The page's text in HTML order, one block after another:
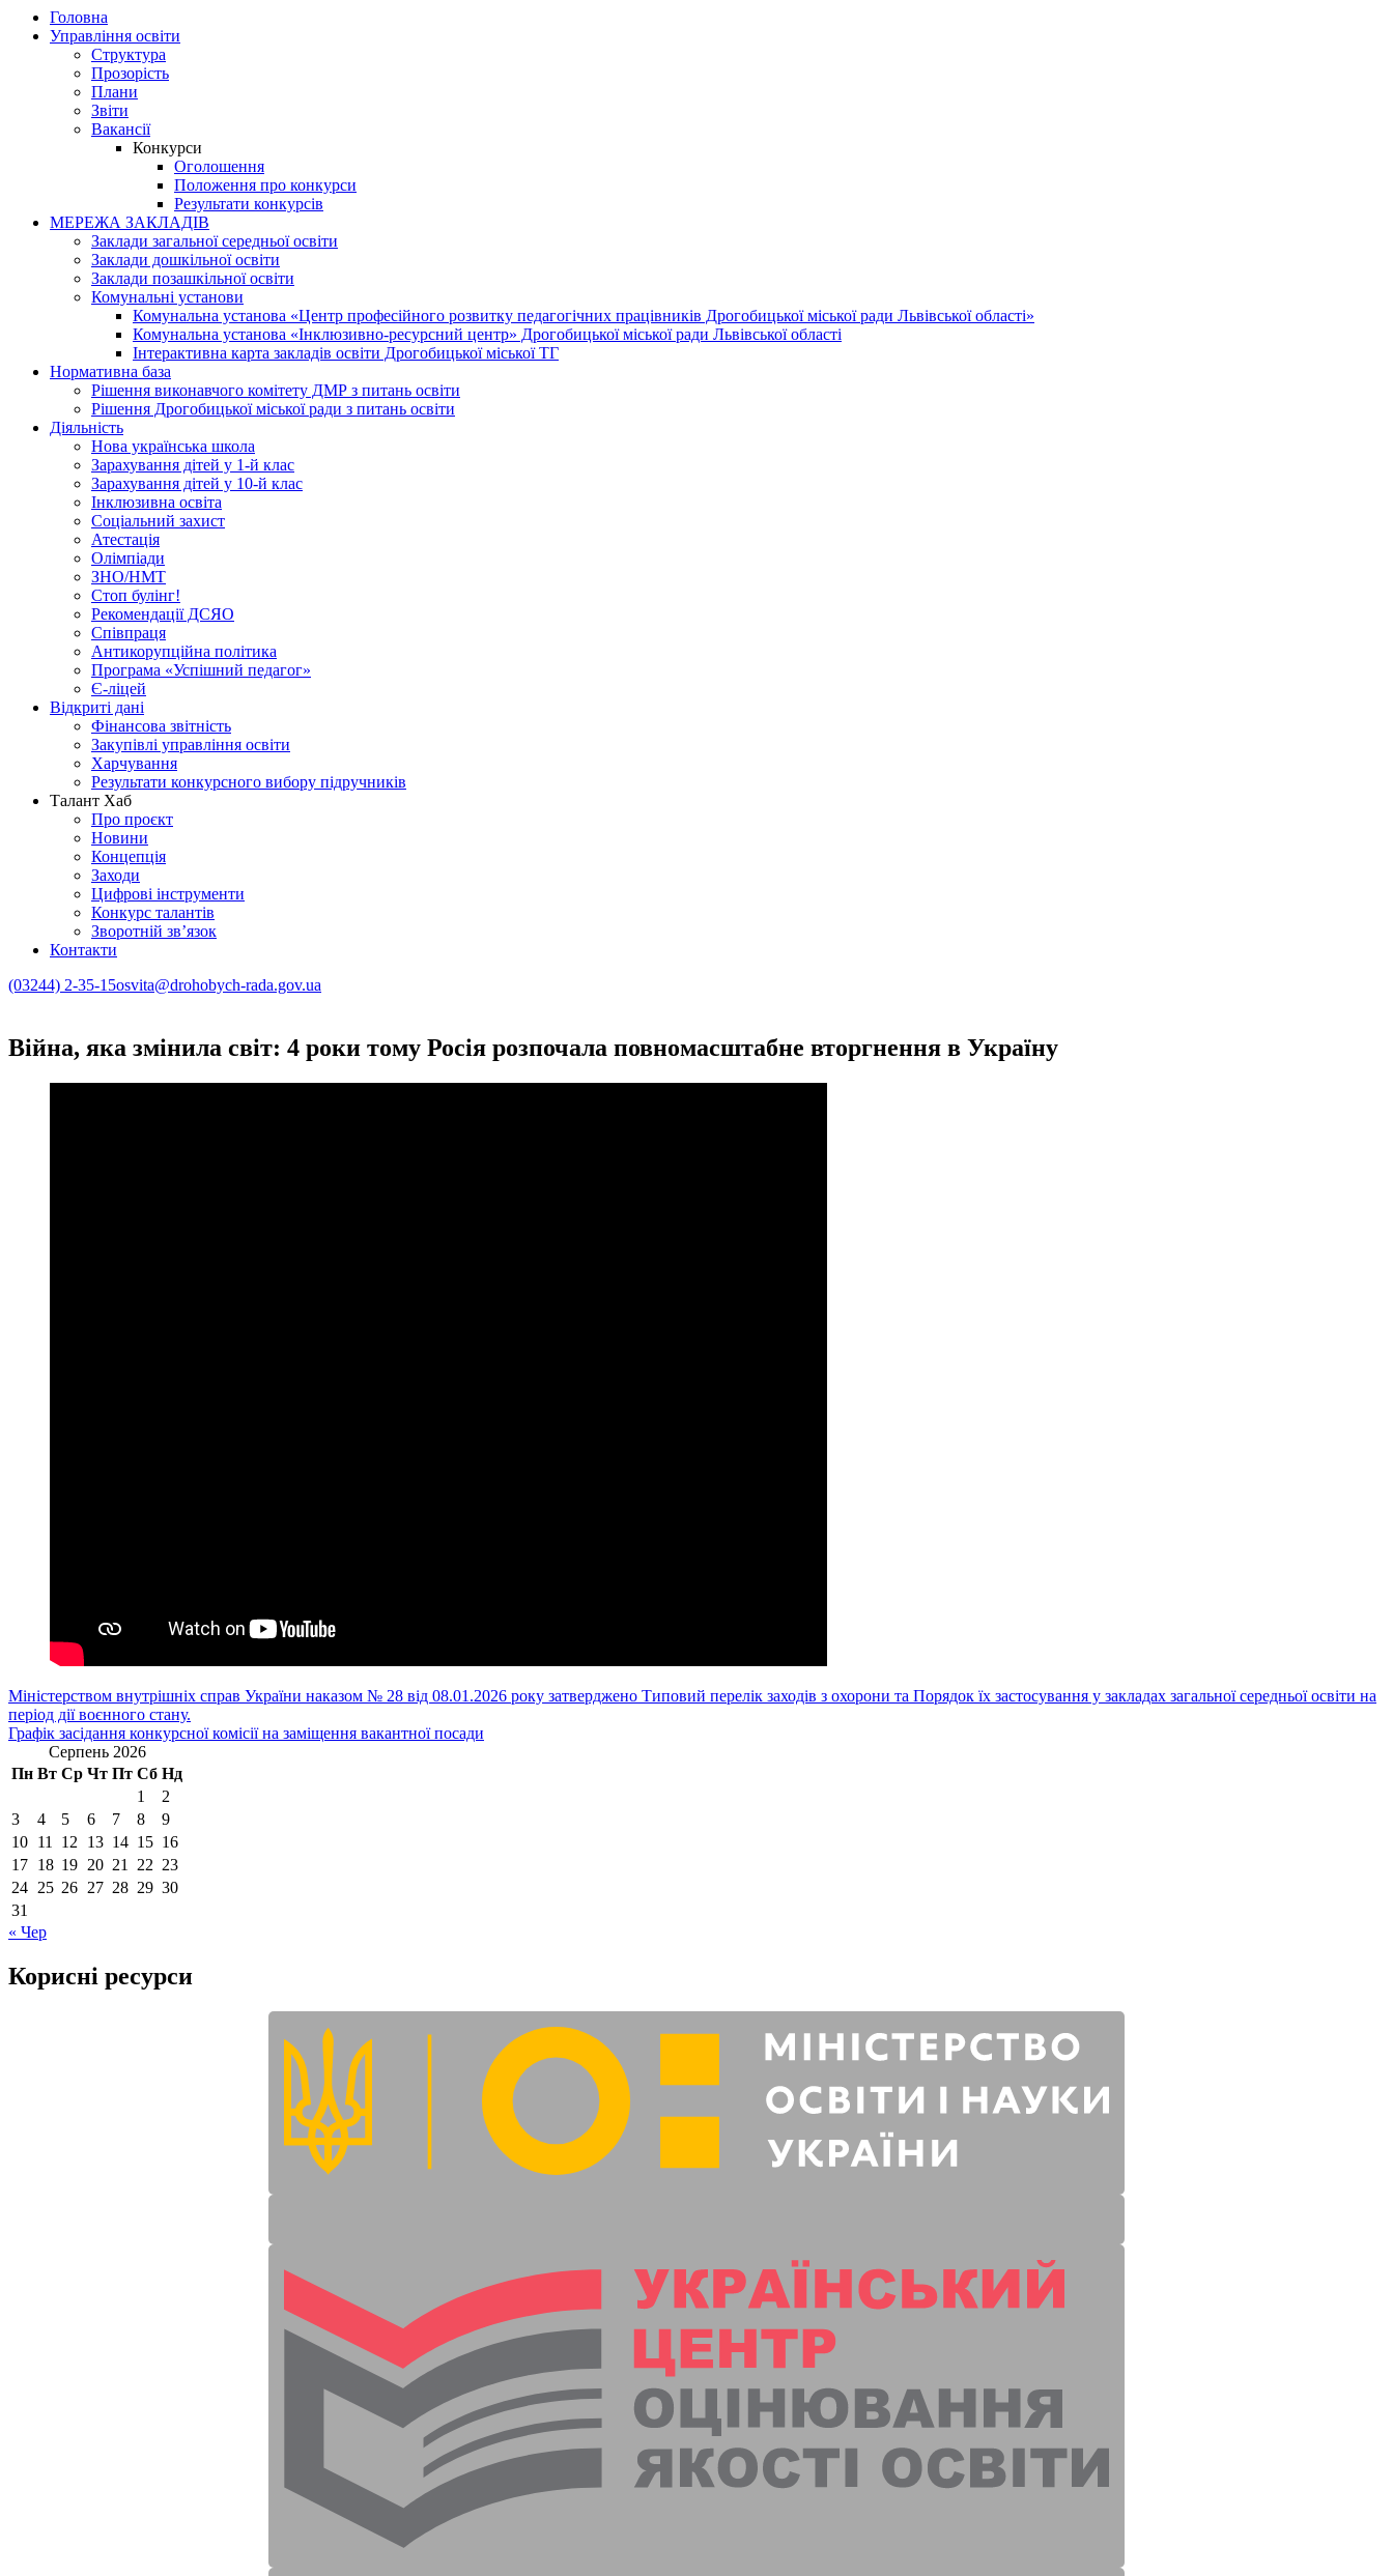
Головна
Управління освіти
Структура
Прозорість
Плани
Звіти
Вакансії
Конкурси
Оголошення
Положення про конкурси
Результати конкурсів
МЕРЕЖА ЗАКЛАДІВ
Заклади загальної середньої освіти
Заклади дошкільної освіти
Заклади позашкільної освіти
Комунальні установи
Комунальна установа «Центр професійного розвитку педагогічних працівників Дрогобицької міської ради Львівської області»
Комунальна установа «Інклюзивно-ресурсний центр» Дрогобицької міської ради Львівської області
Інтерактивна карта закладів освіти Дрогобицької міської ТГ
Нормативна база
Рішення виконавчого комітету ДМР з питань освіти
Рішення Дрогобицької міської ради з питань освіти
Діяльність
Нова українська школа
Зарахування дітей у 1-й клас
Зарахування дітей у 10-й клас
Інклюзивна освіта
Соціальний захист
Атестація
Олімпіади
ЗНО/НМТ
Стоп булінг!
Рекомендації ДСЯО
Співпраця
Антикорупційна політика
Програма «Успішний педагог»
Є-ліцей
Відкриті дані
Фінансова звітність
Закупівлі управління освіти
Харчування
Результати конкурсного вибору підручників
Талант Хаб
Про проєкт
Новини
Концепція
Заходи
Цифрові інструменти
Конкурс талантів
Зворотній зв’язок
Контакти
(03244) 2-35-15osvita@drohobych-rada.gov.ua
Війна, яка змінила світ: 4 роки тому Росія розпочала повномасштабне вторгнення в Україну
Навігація
записів
Міністерством внутрішніх справ України наказом № 28 від 08.01.2026 року затверджено Типовий перелік заходів з охорони та Порядок їх застосування у закладах загальної середньої освіти на
період дії воєнного стану.
Графік засідання конкурсної комісії на заміщення вакантної посади
Серпень 2026
Пн Вт Ср Чт Пт Сб Нд
1
2
3
4 5 6 7 8
9
10 11 12 13 14 15 16
17 18 19 20 21 22 23
24 25 26 27 28 29 30
31
« Чер
Корисні ресурси